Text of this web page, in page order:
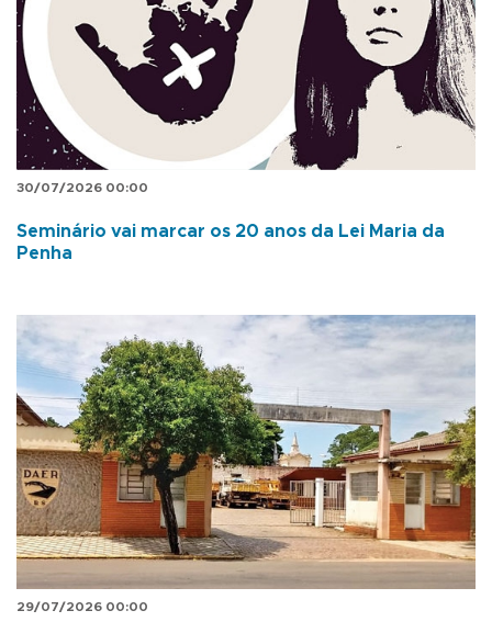
30/07/2026 00:00
Seminário vai marcar os 20 anos da Lei Maria da
Penha
29/07/2026 00:00